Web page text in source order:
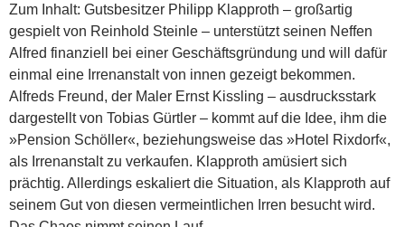
Zum Inhalt: Gutsbesitzer Philipp Klapproth – großartig
gespielt von Reinhold Steinle – unterstützt seinen Neffen
Alfred finanziell bei einer Geschäftsgründung und will dafür
einmal eine Irrenanstalt von innen gezeigt bekommen.
Alfreds Freund, der Maler Ernst Kissling – ausdrucksstark
dargestellt von Tobias Gürtler – kommt auf die Idee, ihm die
»Pension Schöller«, beziehungsweise das »Hotel Rixdorf«,
als Irrenanstalt zu verkaufen. Klapproth amüsiert sich
prächtig. Allerdings eskaliert die Situation, als Klapproth auf
seinem Gut von diesen vermeintlichen Irren besucht wird.